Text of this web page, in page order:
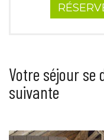
Votre séjour se
suivante